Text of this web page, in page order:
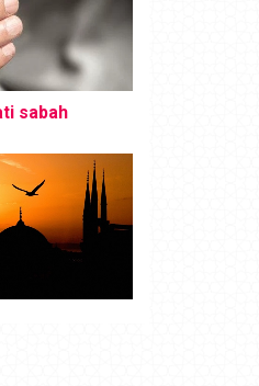
sabah